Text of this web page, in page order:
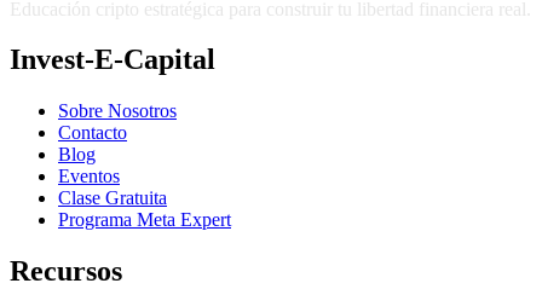
Educación cripto estratégica para construir tu libertad financiera real.
Invest-E-Capital
Sobre Nosotros
Contacto
Blog
Eventos
Clase Gratuita
Programa Meta Expert
Recursos